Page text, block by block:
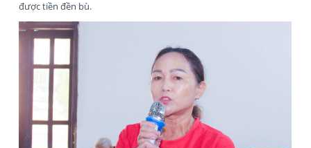
được tiền đền bù.